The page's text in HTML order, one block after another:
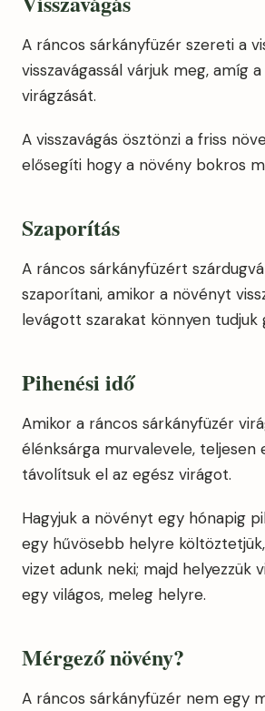
A ráncos sárkányfüzér szereti a
visszavágassál várjuk meg, amíg
virágzását.
A visszavágás ösztönzi a friss
elősegíti hogy a növény bokros
Szaporítás
A ráncos sárkányfüzért
szaporítani, amikor a növényt
levágott szarakat könnyen tudjuk
Pihenési idő
Amikor a ráncos sárkányfüzér
élénksárga murvalevele, teljesen
távolítsuk el az egész virágot.
Hagyjuk a növényt egy hónapig
egy hűvösebb helyre
vizet adunk neki; majd helyezzük
egy világos, meleg helyre.
Mérgező növény?
A ráncos sárkányfüzér nem egy